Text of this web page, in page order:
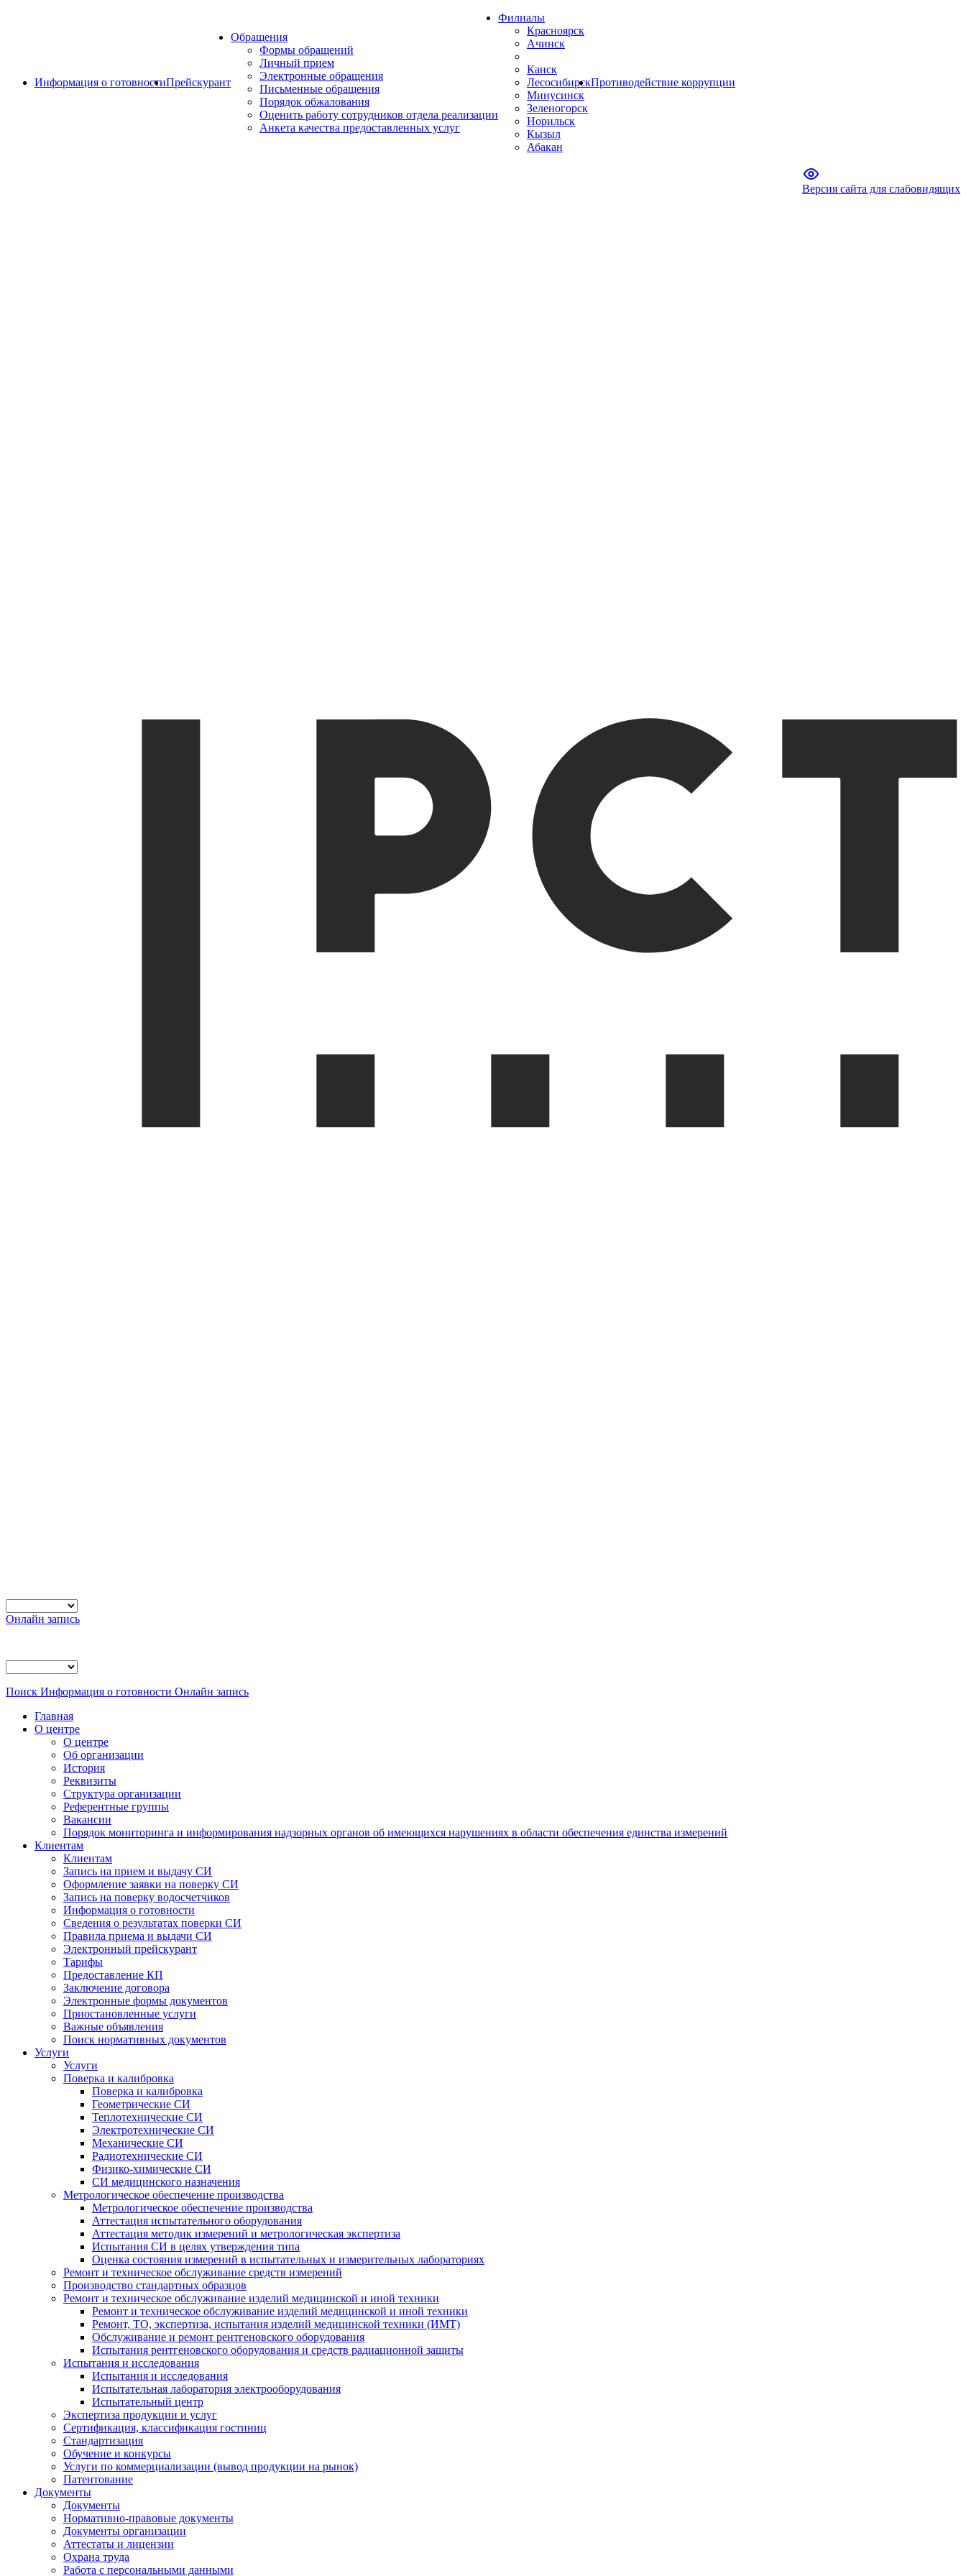
Информация о готовностиПрейскурант
Обращения
Формы обращений
Личный прием
Электронные обращения
Письменные обращения
Порядок обжалования
Оценить работу сотрудников отдела реализации
Анкета качества предоставленных услуг
Филиалы
Красноярск
Ачинск
Канск
Лесосибирск
Минусинск
Зеленогорск
Норильск
Кызыл
Абакан
Противодействие коррупции
Версия сайта для слабовидящих
Онлайн запись
Поиск Информация о готовности Онлайн запись
Главная
О центре
О центре
Об организации
История
Реквизиты
Структура организации
Референтные группы
Вакансии
Порядок мониторинга и информирования надзорных органов об имеющихся нарушениях в области обеспечения единства измерений
Клиентам
Клиентам
Запись на прием и выдачу СИ
Оформление заявки на поверку СИ
Запись на поверку водосчетчиков
Информация о готовности
Сведения о результатах поверки СИ
Правила приема и выдачи СИ
Электронный прейскурант
Тарифы
Предоставление КП
Заключение договора
Электронные формы документов
Приостановленные услуги
Важные объявления
Поиск нормативных документов
Услуги
Услуги
Поверка и калибровка
Поверка и калибровка
Геометрические СИ
Теплотехнические СИ
Электротехнические СИ
Механические СИ
Радиотехнические СИ
Физико-химические СИ
СИ медицинского назначения
Метрологическое обеспечение производства
Метрологическое обеспечение производства
Аттестация испытательного оборудования
Аттестация методик измерений и метрологическая экспертиза
Испытания СИ в целях утверждения типа
Оценка состояния измерений в испытательных и измерительных лабораториях
Ремонт и техническое обслуживание средств измерений
Производство стандартных образцов
Ремонт и техническое обслуживание изделий медицинской и иной техники
Ремонт и техническое обслуживание изделий медицинской и иной техники
Ремонт, ТО, экспертиза, испытания изделий медицинской техники (ИМТ)
Обслуживание и ремонт рентгеновского оборудования
Испытания рентгеновского оборудования и средств радиационной защиты
Испытания и исследования
Испытания и исследования
Испытательная лаборатория электрооборудования
Испытательный центр
Экспертиза продукции и услуг
Сертификация, классификация гостиниц
Стандартизация
Обучение и конкурсы
Услуги по коммерциализации (вывод продукции на рынок)
Патентование
Документы
Документы
Нормативно-правовые документы
Документы организации
Аттестаты и лицензии
Охрана труда
Работа с персональными данными